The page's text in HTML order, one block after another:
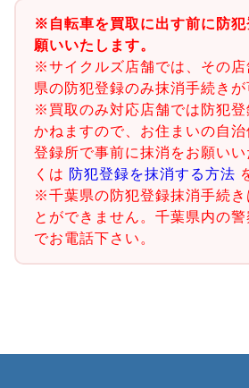
※自転車を買取に出す前に防犯
願いいたします。
※サイクルズ店舗では、その店
県の防犯登録のみ抹消手続きが
※買取のみ対応店舗では防犯登
かねますので、お住まいの自
登録所で事前に抹消をお願い
くは 防犯登録を抹消する方法
※千葉県の防犯登録抹消手続き
とができません。千葉県内の警
でお電話下さい。